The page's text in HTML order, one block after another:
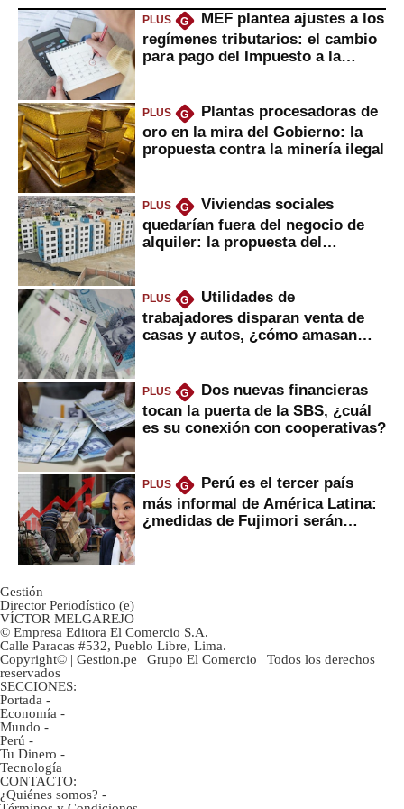
PLUS G
MEF plantea ajustes a los
regímenes tributarios: el cambio
para pago del Impuesto a la
PLUS G
Plantas procesadoras de
oro en la mira del Gobierno: la
propuesta contra la minería ilegal
PLUS G
Viviendas sociales
quedarían fuera del negocio de
alquiler: la propuesta del
PLUS G
Utilidades de
trabajadores disparan venta de
casas y autos, ¿cómo amasan
PLUS G
Dos nuevas financieras
tocan la puerta de la SBS, ¿cuál
es su conexión con cooperativas?
PLUS G
Perú es el tercer país
más informal de América Latina:
¿medidas de Fujimori serán
Gestión
Director Periodístico (e)
VÍCTOR MELGAREJO
© Empresa Editora El Comercio S.A.
Calle Paracas #532, Pueblo Libre, Lima.
Copyright© | Gestion.pe | Grupo El Comercio | Todos los derechos
reservados
SECCIONES:
Portada -
Economía -
Mundo -
Perú -
Tu Dinero -
Tecnología
CONTACTO:
¿Quiénes somos? -